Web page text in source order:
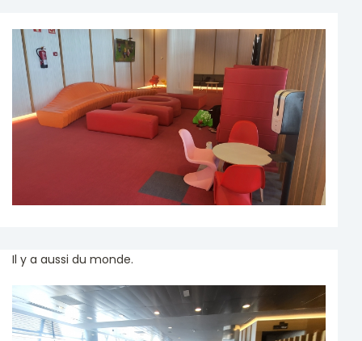
Il y a aussi du monde.